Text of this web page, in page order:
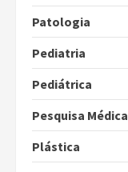
Patologia
Pediatria
Pediátrica
Pesquisa Médica
Plástica